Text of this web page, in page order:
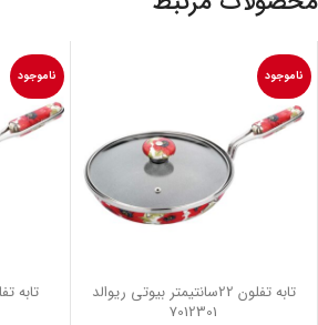
ناموجود
تابه تفلون 22سانتیمتر بیوتی ریوالد
7012301
ناموجود